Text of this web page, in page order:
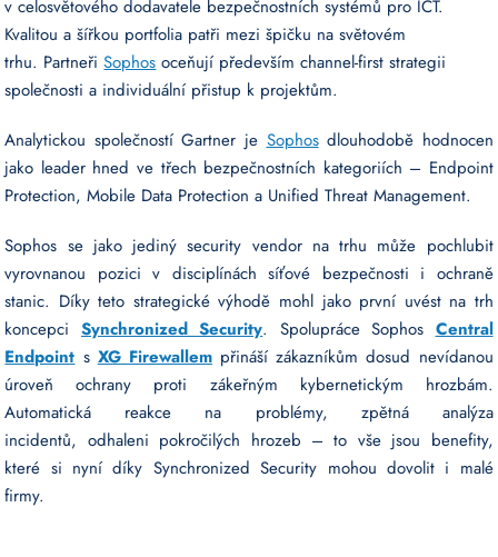
v celosvětového dodavatele bezpečnostních systémů pro ICT.
Kvalitou a šířkou portfolia patři mezi špičku na světovém
trhu. PartneřiSophos oceňují především channel-first strategii
společnosti a individuální přistup k projektům.
Analytickou společností Gartner je Sophosdlouhodobě hodnocen
jako leader hned ve třech bezpečnostních kategoriích – Endpoint
Protection, Mobile Data Protection a Unified Threat Management.
Sophos se jako jediný security vendor na trhu může pochlubit
vyrovnanou pozici v disciplínách síťové bezpečnosti i ochraně
stanic. Díky teto strategické výhodě mohl jako první uvést na trh
koncepci Synchronized Security. Spolupráce Sophos Central
Endpoint s XG Firewallem přináší zákazníkům dosud nevídanou
úroveň ochrany proti zákeřným kybernetickým hrozbám.
Automatická reakce na problémy, zpětná analýza
incidentů, odhaleni pokročilých hrozeb – to vše jsou benefity,
které si nyní díky Synchronized Security mohou dovolit i malé
firmy.